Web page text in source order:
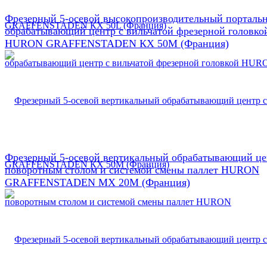
Фрезерный 5-осевой высокопроизводительный
обрабатывающий центр с вильчатой фрезерной
HURON GRAFFENSTADEN КX 50М (Франция)
Фрезерный 5-осевой вертикальный обрабатывающий
поворотным столом и системой смены паллет HURON
GRAFFENSTADEN МX 20М (Франция)